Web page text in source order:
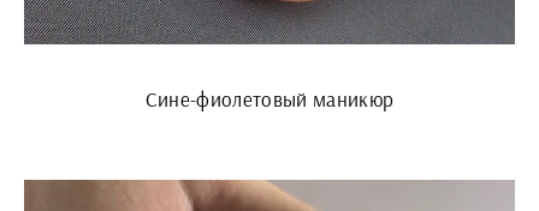
Сине-фиолетовый маникюр